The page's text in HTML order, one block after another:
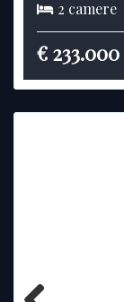
2 camere
€ 233.000